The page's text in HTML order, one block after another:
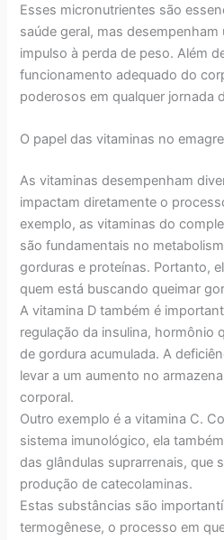
Esses micronutrientes são
saúde geral, mas
impulso à perda de peso. Além
funcionamento adequado do
poderosos em qualquer jornada
O papel das vitaminas no
As vitaminas desempenham
impactam diretamente o
exemplo, as vitaminas do
são fundamentais no
gorduras e proteínas. Portanto,
quem está buscando queimar
A vitamina D também é
regulação da insulina, hormônio
de gordura acumulada. A
levar a um aumento no
corporal.
Outro exemplo é a vitamina C.
sistema imunológico, ela
das glândulas suprarrenais, que
produção de catecolaminas.
Estas substâncias são
termogênese, o processo em